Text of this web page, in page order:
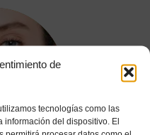
de
tecnologías como las
información del dispositivo. El